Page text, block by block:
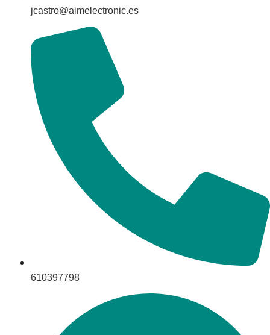
jcastro@aimelectronic.es
610397798